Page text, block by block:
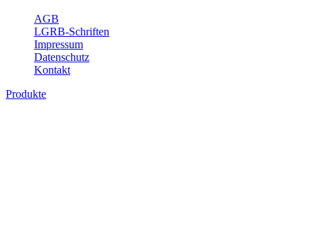
AGB
LGRB-Schriften
Impressum
Datenschutz
Kontakt
Produkte